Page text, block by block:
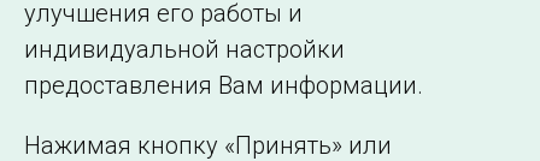
©2005–2026 АО «СО ЕЭС»
Филиалы и
представительства
улучшения его работы и
индивидуальной настройки
предоставления Вам информации.
Нажимая кнопку «Принять» или